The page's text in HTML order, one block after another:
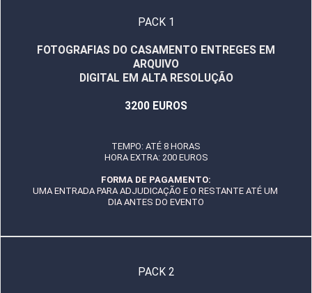
PACK 1
FOTOGRAFIAS DO CASAMENTO ENTREGES EM
ARQUIVO
DIGITAL EM ALTA RESOLUÇÃO
3200 EUROS
TEMPO: ATÉ 8 HORAS
HORA EXTRA: 200 EUROS
FORMA DE PAGAMENTO:
UMA ENTRADA PARA ADJUDICAÇÃO E O RESTANTE ATÉ UM
DIA ANTES DO EVENTO
PACK 2